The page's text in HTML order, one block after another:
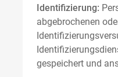
Identifizierung:
abgebrochenen
gespeichert und